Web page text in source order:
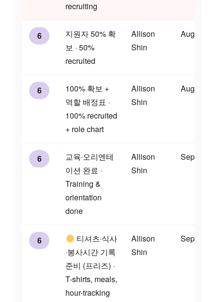
recruiting
6
지원자 50% 확
보 · 50%
recruited
Allison
Shin
Aug 14
6
100% 확보 +
역할 배정표 ·
100% recruited
+ role chart
Allison
Shin
Aug 28
6
교육·오리엔테
이션 완료 ·
Training &
orientation
done
Allison
Shin
Sep 10
6
티셔츠·식사
·봉사시간 기록
준비 (프리즈) ·
T-shirts, meals,
hour-tracking
Allison
Shin
Sep 11